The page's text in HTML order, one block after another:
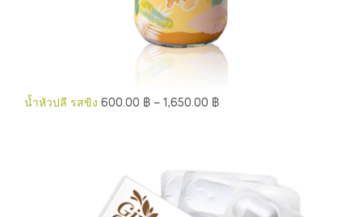
น้ำหัวปลี รสขิง 600.00 ฿ – 1,650.00 ฿